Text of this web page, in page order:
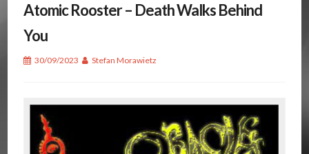
Atomic Rooster – Death Walks Behind
You
30/09/2023 Stefan Morawietz